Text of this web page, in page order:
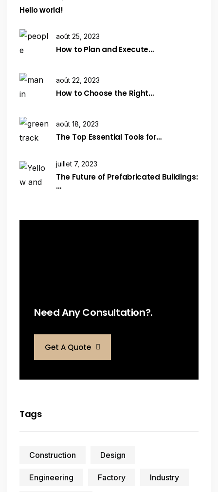
Hello world!
août 25, 2023
How to Plan and Execute…
août 22, 2023
How to Choose the Right…
août 18, 2023
The Top Essential Tools for…
juillet 7, 2023
The Future of Prefabricated Buildings:
…
Need Any Consultation?.
Get A Quote
Tags
Construction Design
Engineering Factory Industry